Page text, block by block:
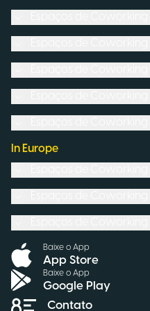
In Europe
Baixe o App
App Store
Baixe o App
Google Play
Contato